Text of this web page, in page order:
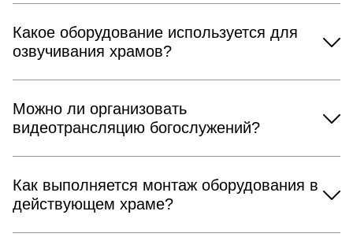
Какое оборудование используется для
озвучивания храмов?
Можно ли организовать
видеотрансляцию богослужений?
Как выполняется монтаж оборудования в
действующем храме?